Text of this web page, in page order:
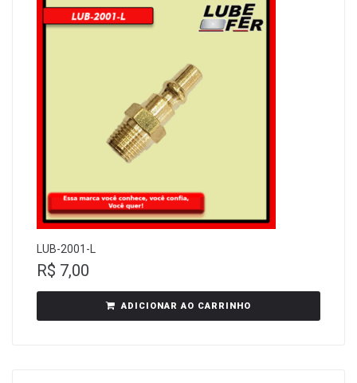
LUB-2001-L
R$ 7,00
ADICIONAR AO CARRINHO